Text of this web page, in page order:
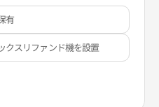
有
クスリファンド機を設置